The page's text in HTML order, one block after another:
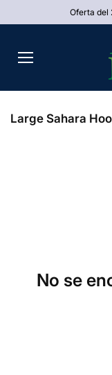
do
Oferta del
Large Sahara
No se